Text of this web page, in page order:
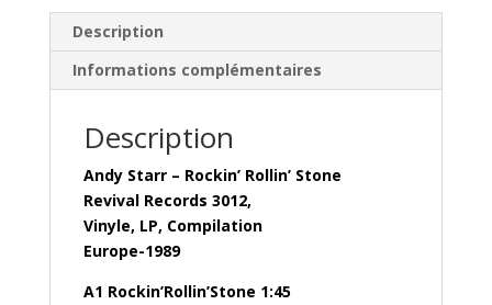
Description
Informations complémentaires
Description
Andy Starr – Rockin’ Rollin’ Stone
Revival Records 3012,
Vinyle, LP, Compilation
Europe-1989
A1 Rockin’Rollin’Stone 1:45